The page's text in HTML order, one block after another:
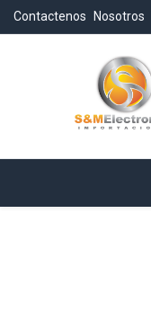
Contactenos Nosotros